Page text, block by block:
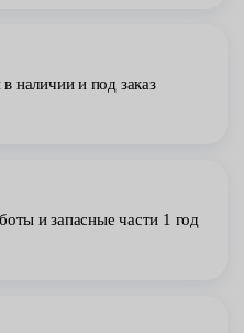
в наличии и под заказ
и запасные части 1 год